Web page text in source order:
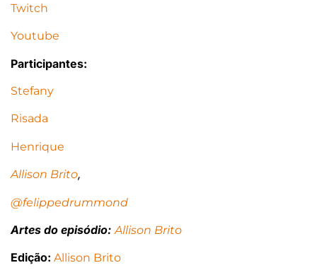
Twitch
Youtube
Participantes:
Stefany
Risada
Henrique
Allison Brito,
@felippedrummond
Artes do episódio: Allison Brito
Edição: Allison Brito